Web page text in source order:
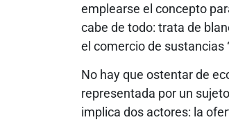
emplearse el concepto
cabe de todo: trata de
el comercio de sustancias
No hay que ostentar de
representada por un
implica dos actores: la